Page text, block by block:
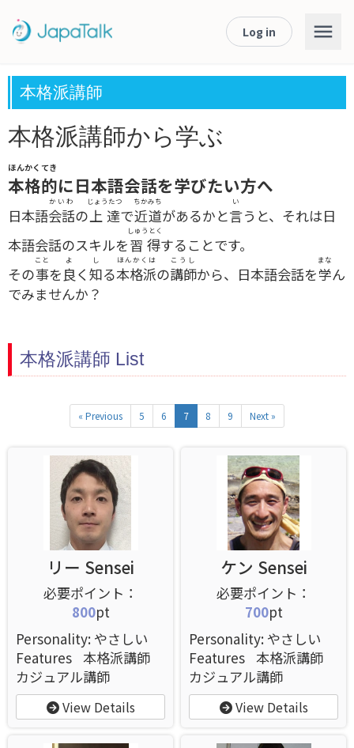
Log in
本格派講師
本格派講師から学ぶ
本格的
ほんかくてき
に日本語会話を学びたい方へ
日本語会話
かいわ
の上達
じょうたつ
で近道
ちかみち
があるかと言
い
うと、それは日
本語会話のスキルを習得
しゅうとく
することです。
その事
こと
を 良
よ
く 知
し
る本格派
ほんかくは
の講師
こうし
から、日本語会話を学
まな
ん
でみませんか？
本格派講師 List
« Previous 5 6 7 8 9 Next »
リー Sensei
800pt
Personality: やさしい
Features 本格派講師
カジュアル講師
View Details
ケン Sensei
700pt
Personality: やさしい
Features 本格派講師
カジュアル講師
View Details